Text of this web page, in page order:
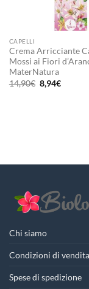
CAPELLI
Crema Arricciante
Mossi ai Fiori
MaterNatura
14,90€ Il
prezzo
8,94€Il
Chi siamo
Condizioni di vendita
Spese di spedizione